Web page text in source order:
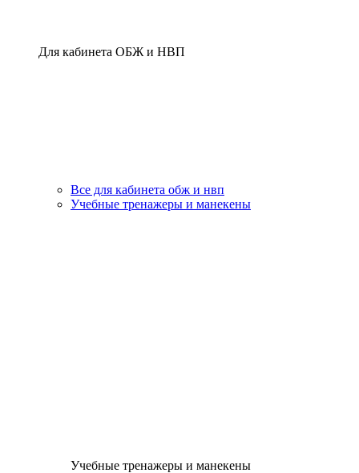
Для кабинета ОБЖ и НВП
Все для кабинета обж и нвп
Учебные тренажеры и манекены
Учебные тренажеры и манекены